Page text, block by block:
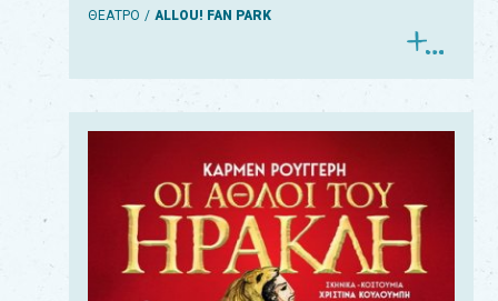
ΘΕΑΤΡΟ ALLOU! FAN PARK